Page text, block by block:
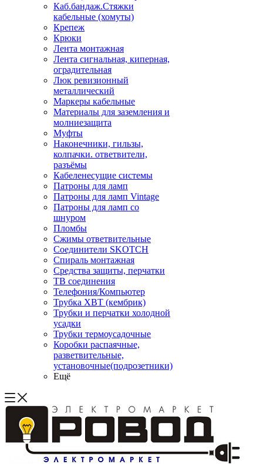
Каб.бандаж.Стяжки
кабельные (хомуты)
Крепеж
Крюки
Лента монтажная
Лента сигнальная, киперная,
оградительная
Люк ревизионный
металлический
Маркеры кабельные
Материалы для заземления и
молниезащита
Муфты
Наконечники, гильзы,
колпачки. ответвители,
разъёмы
Кабеленесущие системы
Патроны для ламп
Патроны для ламп Vintage
Патроны для ламп со
шнуром
Пломбы
Сжимы ответвительные
Соединители SKOTCH
Спираль монтажная
Средства защиты, перчатки
ТВ соединения
Телефония/Компьютер
Трубка ХВТ (кембрик)
Трубки и перчатки холодной
усадки
Трубки термоусадочные
Коробки распаячные,
разветвительные,
установочные(подрозетники)
Ещё